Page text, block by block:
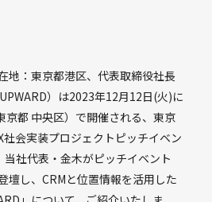
地：東京都港区、代表取締役社長
）は2023年12月12日(火)に
京都 中央区）で開催される、東京
会実装プロジェクトピッチイベン
当社代表・金木がピッチイベント
壇し、CRMと位置情報を活用した